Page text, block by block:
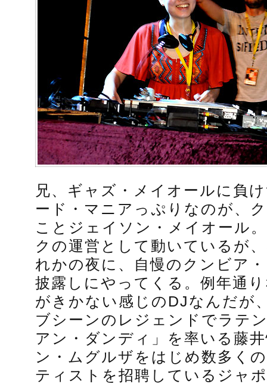
兄、ギャズ・メイオールに負
ード・マニアっぷりなのが、
ことジェイソン・メイオール
クの運営として動いているが
れかの夜に、自慢のクンビア
披露しにやってくる。例年通
がきかない感じのDJなんだが
ブシーンのレジェンドでラテ
アン・ダンディ」を率いる藤
ン・ムグルザをはじめ数多く
ティストを招聘しているジャ